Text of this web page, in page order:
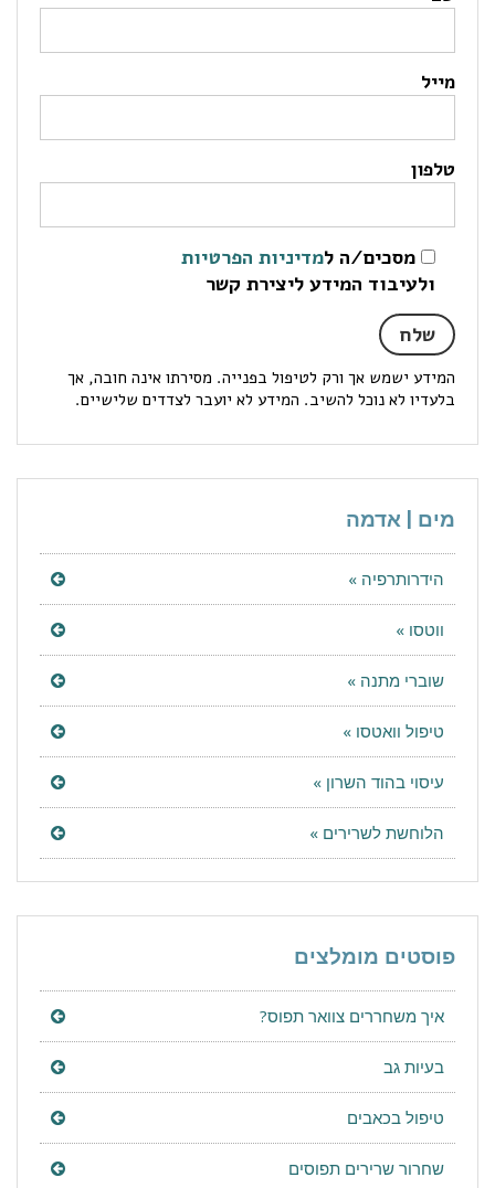
מייל
טלפון
מסכים/ה למדיניות הפרטיות
ולעיבוד המידע ליצירת קשר
המידע ישמש אך ורק לטיפול בפנייה. מסירתו אינה חובה, אך
בלעדיו לא נוכל להשיב. המידע לא יועבר לצדדים שלישיים.
מים | אדמה
הידרותרפיה »
ווטסו »
שוברי מתנה »
טיפול וואטסו »
עיסוי בהוד השרון »
הלוחשת לשרירים »
פוסטים מומלצים
איך משחררים צוואר תפוס?
בעיות גב
טיפול בכאבים
שחרור שרירים תפוסים